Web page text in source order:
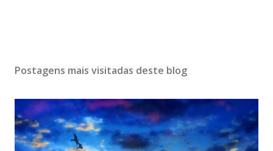
Postagens mais visitadas deste blog